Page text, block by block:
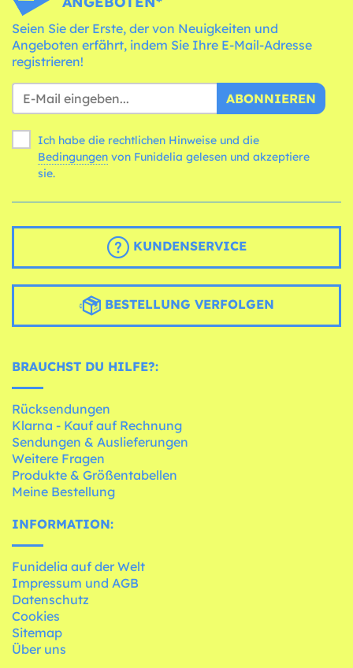
Seien Sie der Erste, der von Neuigkeiten und
Angeboten erfährt, indem Sie Ihre E-Mail-Adresse
registrieren!
ABONNIEREN
Ich habe die rechtlichen Hinweise und die
Bedingungen
sie.
KUNDENSERVICE
BESTELLUNG VERFOLGEN
BRAUCHST DU HILFE?:
Rücksendungen
Klarna - Kauf auf Rechnung
Sendungen & Auslieferungen
Weitere Fragen
Produkte & Größentabellen
Meine Bestellung
INFORMATION:
Funidelia auf der Welt
Impressum und AGB
Datenschutz
Cookies
Sitemap
Über uns